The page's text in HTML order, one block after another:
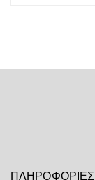
ΠΛΗΡΟΦΟΡΊΕΣ